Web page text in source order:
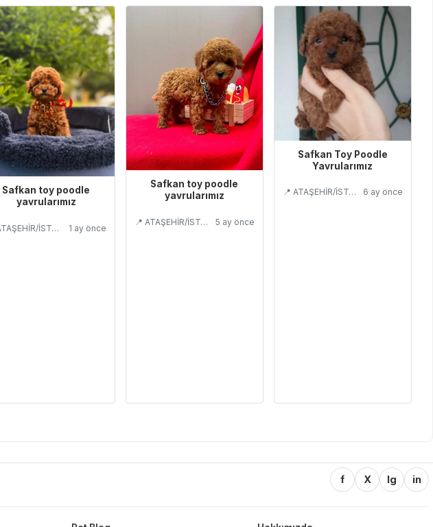
Safkan toy poodle
yavrularımız
📍 ATAŞEHİR/İSTANBUL 1 ay önce
Safkan toy poodle
yavrularımız
📍 ATAŞEHİR/İSTANBUL 5 ay önce
Safkan Toy Poodle
Yavrularımız
📍 ATAŞEHİR/İSTANBUL 6 ay önce
f X Ig in